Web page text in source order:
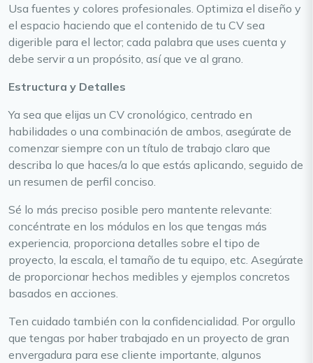
Usa fuentes y colores profesionales. Optimiza el diseño y
el espacio haciendo que el contenido de tu CV sea
digerible para el lector; cada palabra que uses cuenta y
debe servir a un propósito, así que ve al grano.
Estructura y Detalles
Ya sea que elijas un CV cronológico, centrado en
habilidades o una combinación de ambos, asegúrate de
comenzar siempre con un título de trabajo claro que
describa lo que haces/a lo que estás aplicando, seguido de
un resumen de perfil conciso.
Sé lo más preciso posible pero mantente relevante:
concéntrate en los módulos en los que tengas más
experiencia, proporciona detalles sobre el tipo de
proyecto, la escala, el tamaño de tu equipo, etc. Asegúrate
de proporcionar hechos medibles y ejemplos concretos
basados en acciones.
Ten cuidado también con la confidencialidad. Por orgullo
que tengas por haber trabajado en un proyecto de gran
envergadura para ese cliente importante, algunos